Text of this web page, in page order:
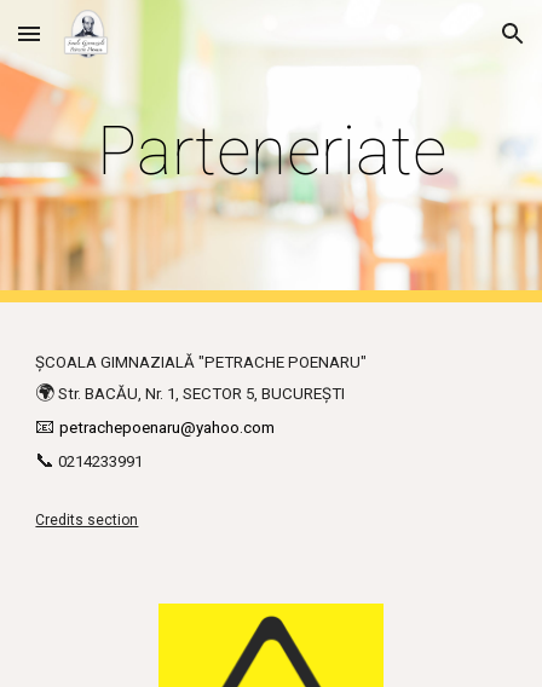
Skip to main content Skip to navigation
Parteneriate
ȘCOALA GIMNAZIALĂ "PETRACHE POENARU"
🌍 Str. BACĂU, Nr. 1, SECTOR 5, BUCUREȘTI
📧 petrachepoenaru@yahoo.com
📞 0214233991
Credits section